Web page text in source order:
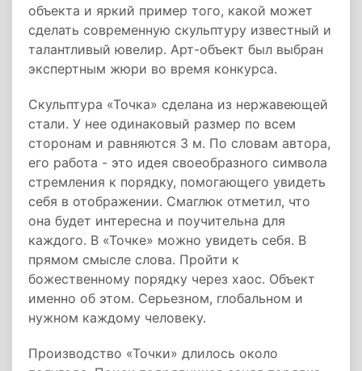
объекта и яркий пример того, какой может
сделать современную скульптуру известный и
талантливый ювелир. Арт-объект был выбран
экспертным жюри во время конкурса.
Скульптура «Точка» сделана из нержавеющей
стали. У нее одинаковый размер по всем
сторонам и равняются 3 м. По словам автора,
его работа - это идея своеобразного символа
стремления к порядку, помогающего увидеть
себя в отображении. Смаглюк отметил, что
она будет интересна и поучительна для
каждого. В «Точке» можно увидеть себя. В
прямом смысле слова. Пройти к
божественному порядку через хаос. Объект
именно об этом. Серьезном, глобальном и
нужном каждому человеку.
Производство «Точки» длилось около